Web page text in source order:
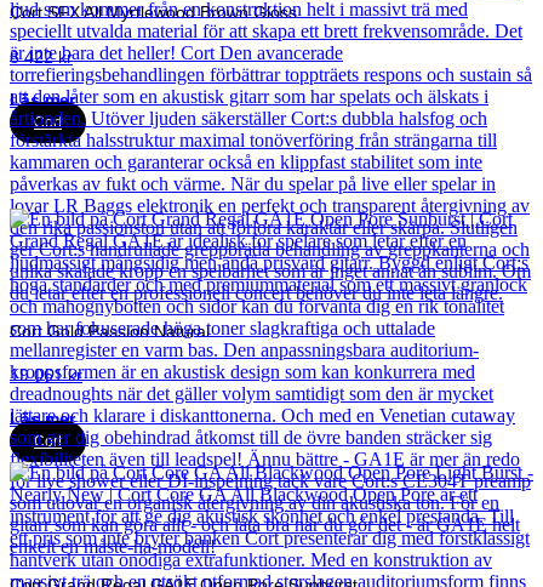
Cort SFX All Myrtlewood Brown Gloss
8 422kr
Läs mer
Cort
Cort Gold Passion Natural
19 061kr
Läs mer
Cort